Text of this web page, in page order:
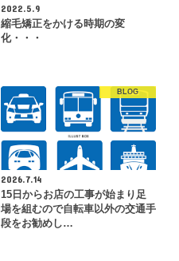
2022.5.9
縮毛矯正をかける時期の変
化・・・
BLOG
2026.7.14
15日からお店の工事が始まり足
場を組むので自転車以外の交通手
段をお勧めし…